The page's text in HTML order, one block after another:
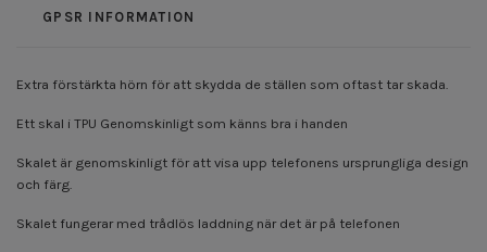
GPSR INFORMATION
Extra förstärkta hörn för att skydda de ställen som oftast tar skada.
Ett skal i TPU Genomskinligt som känns bra i handen
Skalet är genomskinligt för att visa upp telefonens ursprungliga design
och färg.
Skalet fungerar med trådlös laddning när det är på telefonen